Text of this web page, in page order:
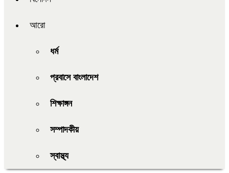
আরো
ধর্ম
প্রবাসে বাংলাদেশ
শিক্ষাঙ্গন
সম্পাদকীয়
স্বাস্থ্য